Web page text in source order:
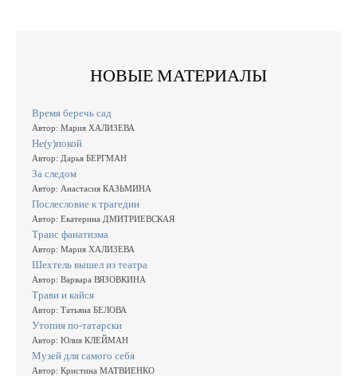
НОВЫЕ МАТЕРИАЛЫ
Время беречь сад
Автор: Мария ХАЛИЗЕВА
Не(у)покой
Автор: Дарья БЕРГМАН
За следом
Автор: Анастасия КАЗЬМИНА
Послесловие к трагедии
Автор: Екатерина ДМИТРИЕВСКАЯ
Транс фанатизма
Автор: Мария ХАЛИЗЕВА
Шехтель вышел из театра
Автор: Варвара ВЯЗОВКИНА
Трави и кайся
Автор: Татьяна БЕЛОВА
Утопия по-татарски
Автор: Юлия КЛЕЙМАН
Музей для самого себя
Автор: Кристина МАТВИЕНКО